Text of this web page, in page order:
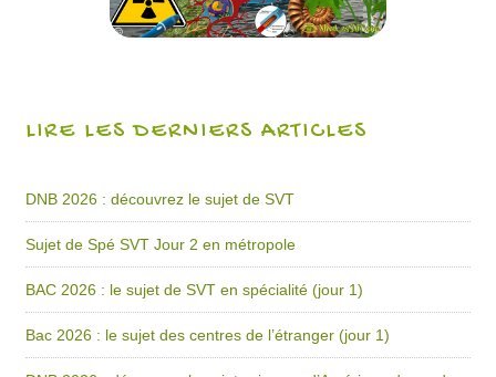
LIRE LES DERNIERS ARTICLES
DNB 2026 : découvrez le sujet de SVT
Sujet de Spé SVT Jour 2 en métropole
BAC 2026 : le sujet de SVT en spécialité (jour 1)
Bac 2026 : le sujet des centres de l’étranger (jour 1)